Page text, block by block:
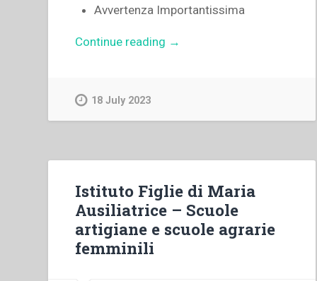
Avvertenza Importantissima
Continue reading “Senza
Festivi
e
delle
Scuole
di
→
18 July 2023
Istituto Figlie di Maria
Ausiliatrice – Scuole
artigiane e scuole agrarie
femminili